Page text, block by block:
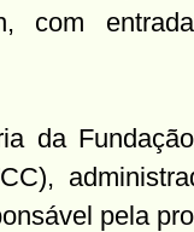
com entrada
da Fundação
pela